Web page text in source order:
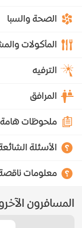
الصحة والسبا
المأكولات
الترفيه
المرافق
ملحوظات هامة
الأسئلة
معلومات
المسافرون